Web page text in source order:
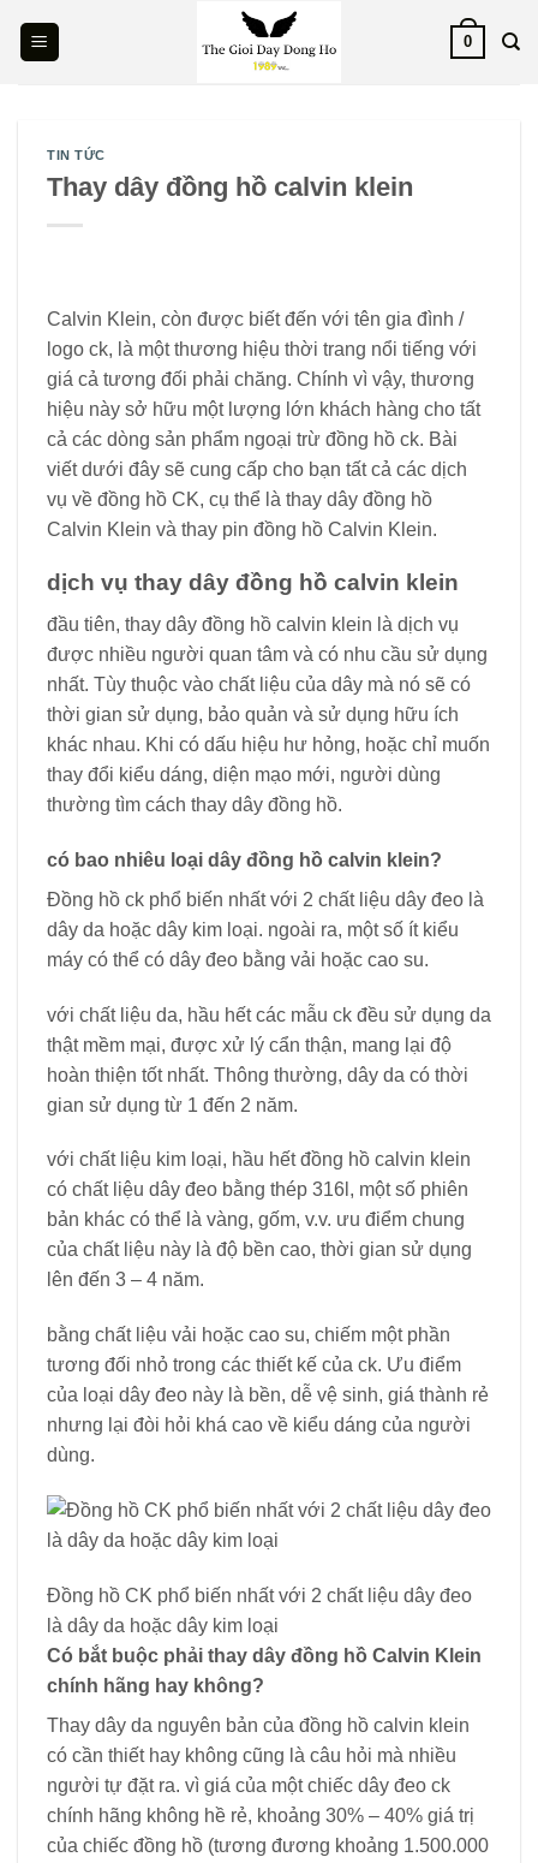
0
TIN TỨC
Thay dây đồng hồ calvin klein
Calvin Klein, còn được biết đến với tên gia đình /
logo ck, là một thương hiệu thời trang nổi tiếng với
giá cả tương đối phải chăng. Chính vì vậy, thương
hiệu này sở hữu một lượng lớn khách hàng cho tất
cả các dòng sản phẩm ngoại trừ đồng hồ ck. Bài
viết dưới đây sẽ cung cấp cho bạn tất cả các dịch
vụ về đồng hồ CK, cụ thể là thay dây đồng hồ
Calvin Klein và thay pin đồng hồ Calvin Klein.
dịch vụ thay dây đồng hồ calvin klein
đầu tiên, thay dây đồng hồ calvin klein là dịch vụ
được nhiều người quan tâm và có nhu cầu sử dụng
nhất. Tùy thuộc vào chất liệu của dây mà nó sẽ có
thời gian sử dụng, bảo quản và sử dụng hữu ích
khác nhau. Khi có dấu hiệu hư hỏng, hoặc chỉ muốn
thay đổi kiểu dáng, diện mạo mới, người dùng
thường tìm cách thay dây đồng hồ.
có bao nhiêu loại dây đồng hồ calvin klein?
Đồng hồ ck phổ biến nhất với 2 chất liệu dây đeo là
dây da hoặc dây kim loại. ngoài ra, một số ít kiểu
máy có thể có dây đeo bằng vải hoặc cao su.
với chất liệu da, hầu hết các mẫu ck đều sử dụng da
thật mềm mại, được xử lý cẩn thận, mang lại độ
hoàn thiện tốt nhất. Thông thường, dây da có thời
gian sử dụng từ 1 đến 2 năm.
với chất liệu kim loại, hầu hết đồng hồ calvin klein
có chất liệu dây đeo bằng thép 316l, một số phiên
bản khác có thể là vàng, gốm, v.v. ưu điểm chung
của chất liệu này là độ bền cao, thời gian sử dụng
lên đến 3 – 4 năm.
bằng chất liệu vải hoặc cao su, chiếm một phần
tương đối nhỏ trong các thiết kế của ck. Ưu điểm
của loại dây đeo này là bền, dễ vệ sinh, giá thành rẻ
nhưng lại đòi hỏi khá cao về kiểu dáng của người
dùng.
Đồng hồ CK phổ biến nhất với 2 chất liệu dây đeo
là dây da hoặc dây kim loại
Có bắt buộc phải thay dây đồng hồ Calvin Klein
chính hãng hay không?
Thay dây da nguyên bản của đồng hồ calvin klein
có cần thiết hay không cũng là câu hỏi mà nhiều
người tự đặt ra. vì giá của một chiếc dây đeo ck
chính hãng không hề rẻ, khoảng 30% – 40% giá trị
của chiếc đồng hồ (tương đương khoảng 1.500.000